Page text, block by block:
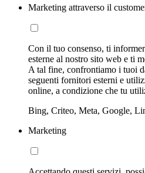
Marketing attraverso il
Con il tuo consenso, ti
esterne al nostro sito web e ti
A tal fine, confrontiamo i tuoi
seguenti fornitori esterni e
online, a condizione che tu
Bing, Criteo, Meta, Google,
Marketing